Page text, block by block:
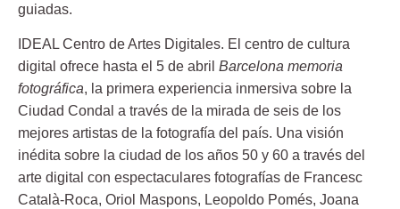
guiadas.
IDEAL Centro de Artes Digitales. El centro de cultura
digital ofrece hasta el 5 de abril Barcelona memoria
fotográfica, la primera experiencia inmersiva sobre la
Ciudad Condal a través de la mirada de seis de los
mejores artistas de la fotografía del país. Una visión
inédita sobre la ciudad de los años 50 y 60 a través del
arte digital con espectaculares fotografías de Francesc
Català-Roca, Oriol Maspons, Leopoldo Pomés, Joana